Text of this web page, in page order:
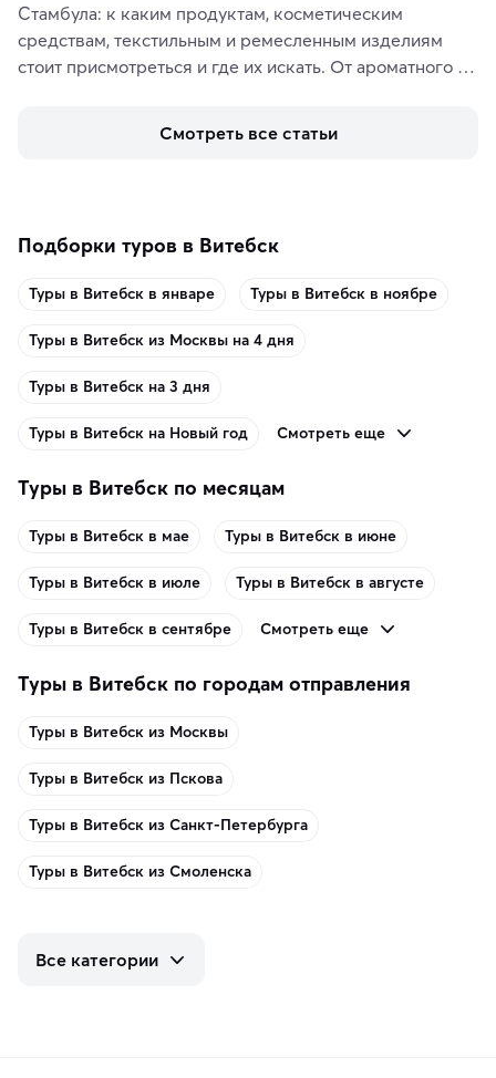
Стамбула: к каким продуктам, косметическим
средствам, текстильным и ремесленным изделиям
стоит присмотреться и где их искать. От ароматного
аутентичных лавках — в подарок близким или себе на
Смотреть все статьи
Подборки туров в Витебск
Туры в Витебск в январе Туры в Витебск в ноябре
Туры в Витебск из Москвы на 4 дня
Туры в Витебск на 3 дня
Туры в Витебск на Новый год Смотреть еще
Туры в Витебск по месяцам
Туры в Витебск в мае Туры в Витебск в июне
Туры в Витебск в июле Туры в Витебск в августе
Туры в Витебск в сентябре Смотреть еще
Туры в Витебск по городам отправления
Туры в Витебск из Москвы
Туры в Витебск из Пскова
Туры в Витебск из Санкт-Петербурга
Туры в Витебск из Смоленска
Все категории